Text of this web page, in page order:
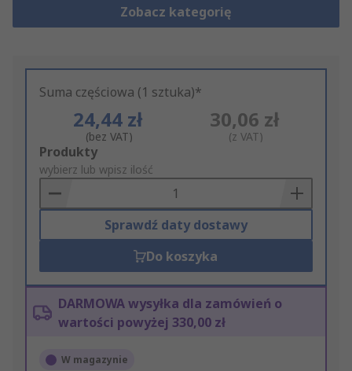
Zobacz kategorię
Suma częściowa (1 sztuka)*
24,44 zł
(bez VAT)
30,06 zł
(z VAT)
Add
to
Basket
Produkty
wybierz lub wpisz ilość
Sprawdź daty dostawy
Do koszyka
DARMOWA wysyłka dla zamówień o
wartości powyżej 330,00 zł
W magazynie